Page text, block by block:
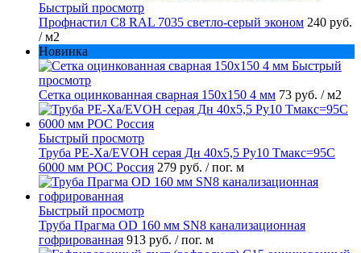
Быстрый просмотр
Профнастил С8 RAL 7035 светло-серый эконом 240 руб.
/ м2
Новинка
Быстрый
просмотр
Сетка оцинкованная сварная 150х150 4 мм 73 руб. / м2
Быстрый просмотр
Труба PE-Xa/EVOH серая Дн 40х5,5 Ру10 Тмакс=95C
6000 мм РОС Россия 279 руб. / пог. м
Быстрый просмотр
Труба Прагма OD 160 мм SN8 канализационная
гофрированная 913 руб. / пог. м